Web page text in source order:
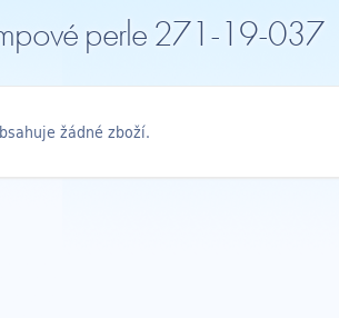
perle 271-19-037
žádné zboží.